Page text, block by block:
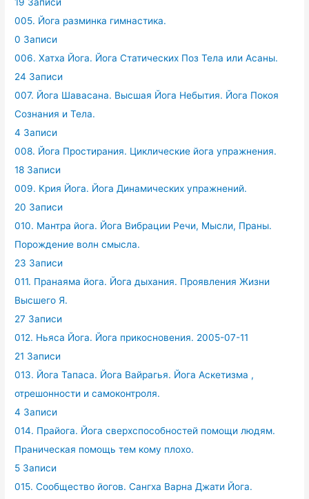
005. Йога разминка гимнастика.
0 Записи
006. Хатха Йога. Йога Статических Поз Тела или Асаны.
24 Записи
007. Йога Шавасана. Высшая Йога Небытия. Йога Покоя
Сознания и Тела.
4 Записи
008. Йога Простирания. Циклические йога упражнения.
18 Записи
009. Крия Йога. Йога Динамических упражнений.
20 Записи
010. Мантра йога. Йога Вибрации Речи, Мысли, Праны.
Порождение волн смысла.
23 Записи
011. Пранаяма йога. Йога дыхания. Проявления Жизни
Высшего Я.
27 Записи
012. Ньяса Йога. Йога прикосновения. 2005-07-11
21 Записи
013. Йога Тапаса. Йога Вайрагья. Йога Аскетизма ,
отрешонности и самоконтроля.
4 Записи
014. Прайога. Йога сверхспособностей помощи людям.
Праническая помощь тем кому плохо.
5 Записи
015. Сообщество йогов. Сангха Варна Джати Йога.